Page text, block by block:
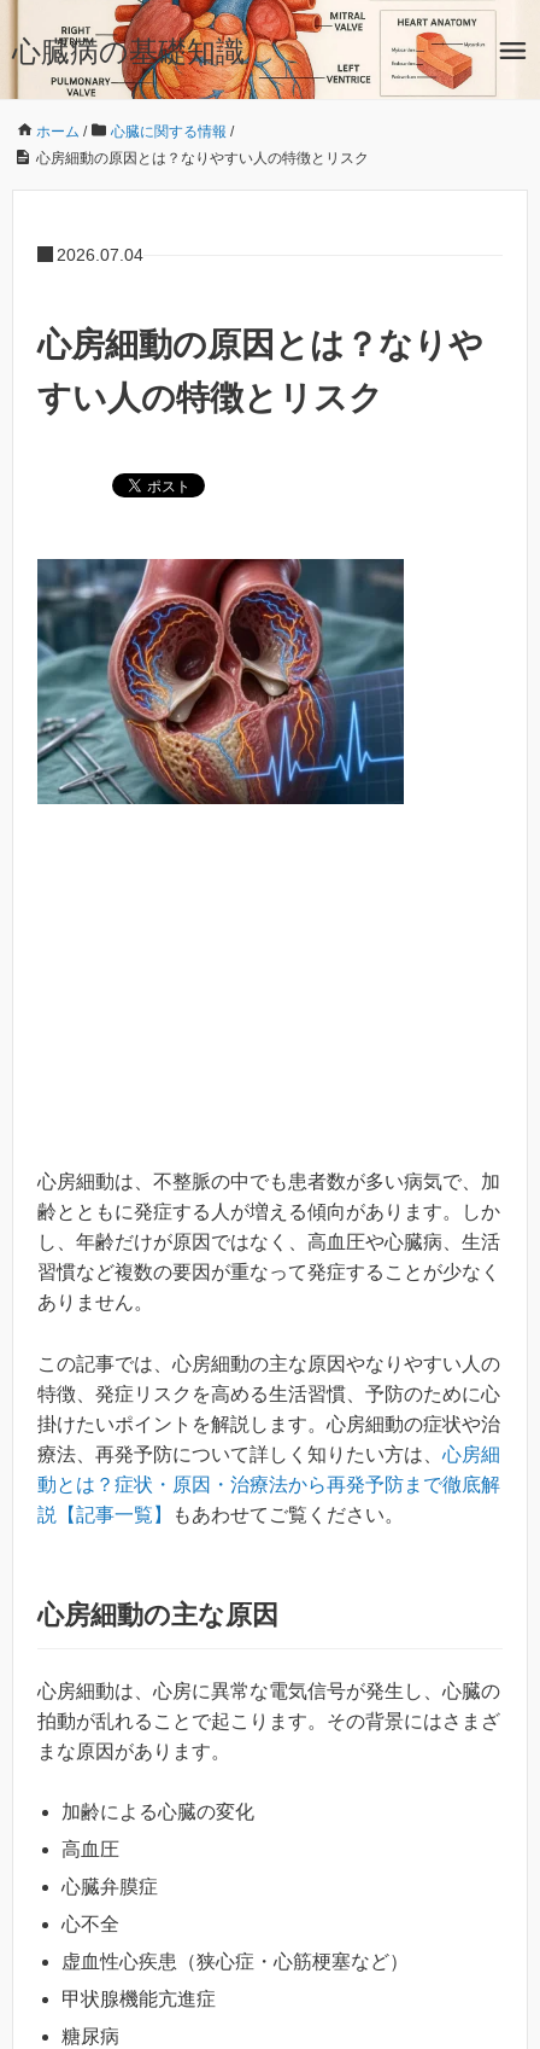
心臓病の基礎知識
ホーム / 心臓に関する情報 /
心房細動の原因とは？なりやすい人の特徴とリスク
2026.07.04
心房細動の原因とは？なりや
すい人の特徴とリスク
心房細動は、不整脈の中でも患者数が多い病気で、加
齢とともに発症する人が増える傾向があります。しか
し、年齢だけが原因ではなく、高血圧や心臓病、生活
習慣など複数の要因が重なって発症することが少なく
ありません。
この記事では、心房細動の主な原因やなりやすい人の
特徴、発症リスクを高める生活習慣、予防のために心
掛けたいポイントを解説します。心房細動の症状や治
療法、再発予防について詳しく知りたい方は、 心房細
動とは？症状・原因・治療法から再発予防まで徹底解
説【記事一覧】
もあわせてご覧ください。
心房細動の主な原因
心房細動は、心房に異常な電気信号が発生し、心臓の
拍動が乱れることで起こります。その背景にはさまざ
まな原因があります。
加齢による心臓の変化
高血圧
心臓弁膜症
心不全
虚血性心疾患（狭心症・心筋梗塞など）
甲状腺機能亢進症
糖尿病